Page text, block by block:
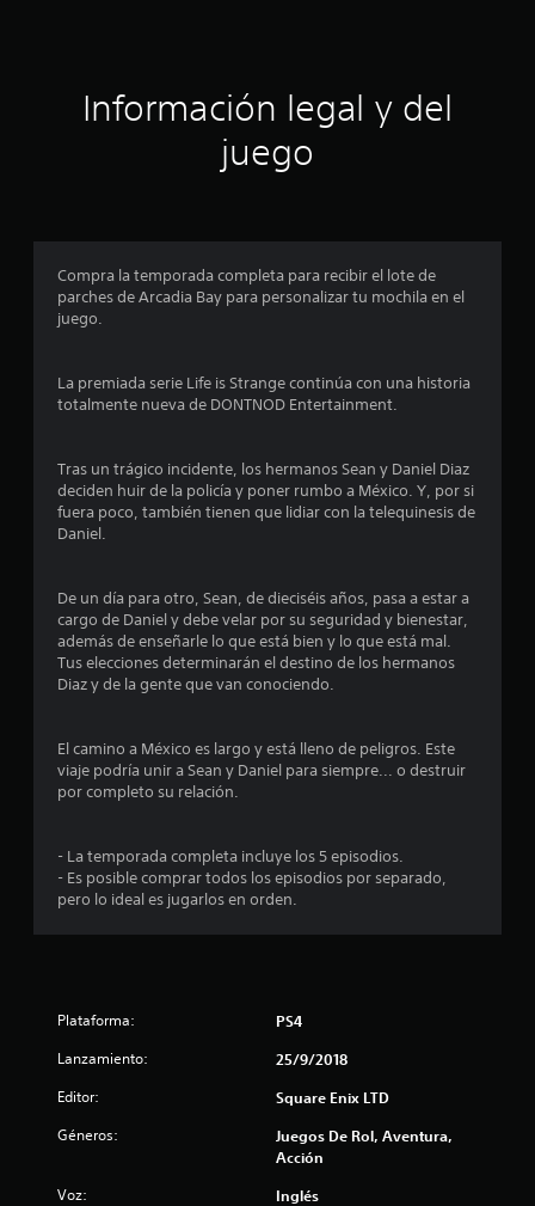
t
l
l
s
n
4
9
9
c
a
i
i
Información legal y del
juego
Compra la temporada completa para recibir el lote de
parches de Arcadia Bay para personalizar tu mochila en el
juego.
La premiada serie Life is Strange continúa con una historia
totalmente nueva de DONTNOD Entertainment.
Tras un trágico incidente, los hermanos Sean y Daniel Diaz
deciden huir de la policía y poner rumbo a México. Y, por si
fuera poco, también tienen que lidiar con la telequinesis de
Daniel.
De un día para otro, Sean, de dieciséis años, pasa a estar a
cargo de Daniel y debe velar por su seguridad y bienestar,
además de enseñarle lo que está bien y lo que está mal.
Tus elecciones determinarán el destino de los hermanos
Diaz y de la gente que van conociendo.
El camino a México es largo y está lleno de peligros. Este
viaje podría unir a Sean y Daniel para siempre... o destruir
por completo su relación.
- La temporada completa incluye los 5 episodios.
- Es posible comprar todos los episodios por separado,
pero lo ideal es jugarlos en orden.
Plataforma: PS4
Lanzamiento: 25/9/2018
Editor: Square Enix LTD
Géneros:
Juegos De Rol, Aventura,
Acción
Voz: Inglés